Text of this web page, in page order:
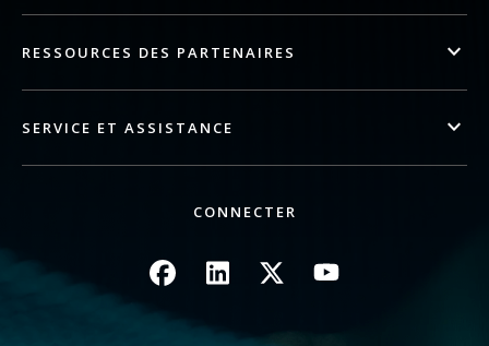
RESSOURCES DES PARTENAIRES
SERVICE ET ASSISTANCE
CONNECTER
Image Image Image Image